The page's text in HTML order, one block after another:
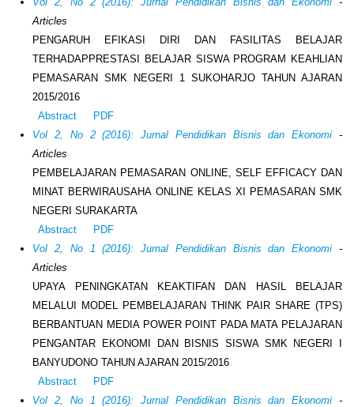
Articles
PENGARUH EFIKASI DIRI DAN FASILITAS BELAJAR
TERHADAPPRESTASI BELAJAR SISWA PROGRAM KEAHLIAN
PEMASARAN SMK NEGERI 1 SUKOHARJO TAHUN AJARAN
2015/2016
Abstract
PDF
Vol 2, No 2 (2016): Jurnal Pendidikan Bisnis dan Ekonomi -
Articles
PEMBELAJARAN PEMASARAN ONLINE, SELF EFFICACY DAN
MINAT BERWIRAUSAHA ONLINE KELAS XI PEMASARAN SMK
NEGERI SURAKARTA
Abstract
PDF
Vol 2, No 1 (2016): Jurnal Pendidikan Bisnis dan Ekonomi -
Articles
UPAYA PENINGKATAN KEAKTIFAN DAN HASIL BELAJAR
MELALUI MODEL PEMBELAJARAN THINK PAIR SHARE (TPS)
BERBANTUAN MEDIA POWER POINT PADA MATA PELAJARAN
PENGANTAR EKONOMI DAN BISNIS SISWA SMK NEGERI I
BANYUDONO TAHUN AJARAN 2015/2016
Abstract
PDF
Vol 2, No 1 (2016): Jurnal Pendidikan Bisnis dan Ekonomi -